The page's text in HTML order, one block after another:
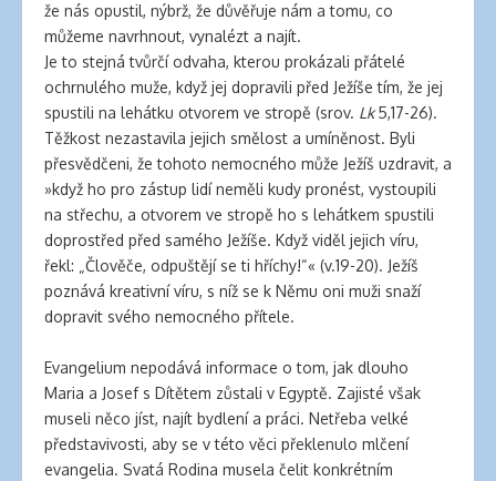
že nás opustil, nýbrž, že důvěřuje nám a tomu, co
můžeme navrhnout, vynalézt a najít.
Je to stejná tvůrčí odvaha, kterou prokázali přátelé
ochrnulého muže, když jej dopravili před Ježíše tím, že jej
spustili na lehátku otvorem ve stropě (srov. Lk5,17-26).
Těžkost nezastavila jejich smělost a umíněnost. Byli
přesvědčeni, že tohoto nemocného může Ježíš uzdravit, a
»když ho pro zástup lidí neměli kudy pronést, vystoupili
na střechu, a otvorem ve stropě ho s lehátkem spustili
doprostřed před samého Ježíše. Když viděl jejich víru,
řekl: „Člověče, odpuštějí se ti hříchy!“« (v.19-20). Ježíš
poznává kreativní víru, s níž se k Němu oni muži snaží
dopravit svého nemocného přítele.
Evangelium nepodává informace o tom, jak dlouho
Maria a Josef s Dítětem zůstali v Egyptě. Zajisté však
museli něco jíst, najít bydlení a práci. Netřeba velké
představivosti, aby se v této věci překlenulo mlčení
evangelia. Svatá Rodina musela čelit konkrétním